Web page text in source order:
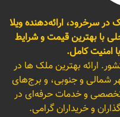
در سرخرود، ارائه‌دهنده ویلا
با بهترین قیمت و شرایط
امنیت کامل.
ارائه بهترین ملک ها در
شمالی و جنوبی، و برج‌های
و خدمات حرفه‌ای در
و خریداران گرامی.